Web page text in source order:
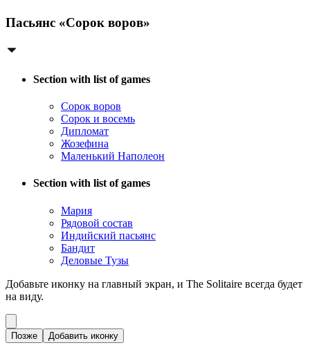
Пасьянс «Сорок воров»
Section with list of games
Сорок воров
Сорок и восемь
Дипломат
Жозефина
Маленький Наполеон
Section with list of games
Мария
Рядовой состав
Индийский пасьянс
Бандит
Деловые Тузы
Добавьте иконку на главный экран, и The Solitaire всегда будет
на виду.
Позже Добавить иконку